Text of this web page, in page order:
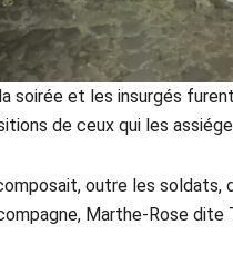
soirée et les insurgés
de ceux qui les
outre les soldats,
Marthe-Rose dite